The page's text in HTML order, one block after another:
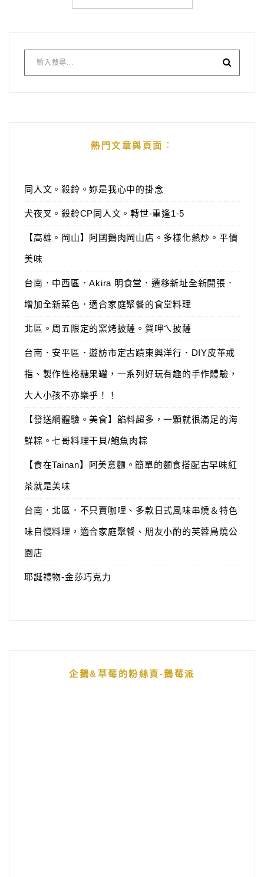
熱門文章與頁面︰
同人文。殺鈴。妳是我心中的掛念
犬夜叉。殺鈴CP同人文。轉世-重逢1-5
【高雄。岡山】阿國鵝肉岡山店。多樣化熱炒。平價
美味
台南．中西區．Akira 明食堂．遷移新址全新開張．
增加全新菜色．適合家庭聚餐的食堂料理
北區。周五限定的窯烤披薩。賀呷ㄟ披薩
台南．安平區．遊訪市定古蹟東興洋行．DIY皮革戒
指、製作性格糖果罐，一系列好玩有趣的手作體驗，
大人小孩不亦樂乎！！
【發送網體驗。美食】餡料超多，一顆就很滿足的海
鮮粽。七哥料理干貝/鮑魚肉粽
【食在Tainan】阿美意麵。簡單的麵食搭配古早味紅
茶就是美味
台南．北區．不只賣咖哩、多款日式風味串燒＆特色
味自慢料理，適合家庭聚餐、朋友小酌的芙蓉鳥燒公
園店
耶誕禮物-金莎巧克力
企鵝&草莓的粉絲頁-鵝莓派